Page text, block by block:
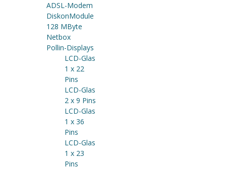
ADSL-Modem
DiskonModule
128 MByte
Netbox
Pollin-Displays
LCD-Glas
1 x 22
Pins
LCD-Glas
2 x 9 Pins
LCD-Glas
1 x 36
Pins
LCD-Glas
1 x 23
Pins